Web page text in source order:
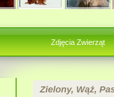
Zdjęcia Zwierząt
Zielony, Wąż,